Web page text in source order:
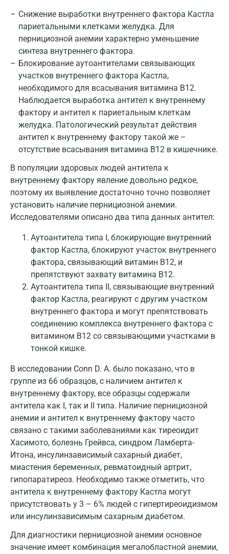
Снижение выработки внутреннего фактора Кастла
париетальными клетками желудка. Для
пернициозной анемии характерно уменьшение
синтеза внутреннего фактора.
Блокирование аутоантителами связывающих
участков внутреннего фактора Кастла,
необходимого для всасывания витамина B12.
Наблюдается выработка антител к внутреннему
фактору и антител к париетальным клеткам
желудка. Патологический результат действия
антител к внутреннему фактору такой же –
отсутствие всасывания витамина В12 в кишечнике.
В популяции здоровых людей антитела к
внутреннему фактору явление довольно редкое,
поэтому их выявление достаточно точно позволяет
установить наличие пернициозной анемии.
Исследователями описано два типа данных антител:
Аутоантитела типа I, блокирующие внутренний
фактор Кастла, блокируют участок внутреннего
фактора, связывающий витамин B12, и
препятствуют захвату витамина B12.
Аутоантитела типа II, связывающие внутренний
фактор Кастла, реагируют с другим участком
внутреннего фактора и могут препятствовать
соединению комплекса внутреннего фактора с
витамином B12 со связывающими участками в
тонкой кишке.
В исследовании Conn D. A. было показано, что в
группе из 66 образцов, с наличием антител к
внутреннему фактору, все образцы содержали
антитела как I, так и II типа. Наличие пернициозной
анемии и антител к внутреннему фактору часто
связано с такими заболеваниями как тиреоидит
Хасимото, болезнь Грейвса, синдром Ламберта-
Итона, инсулинзависимый сахарный диабет,
миастения беременных, ревматоидный артрит,
гипопаратиреоз. Необходимо также отметить, что
антитела к внутреннему фактору Кастла могут
присутствовать у 3 – 6% людей с гипертиреоидизмом
или инсулинзависимым сахарным диабетом.
Для диагностики пернициозной анемии основное
значение имеет комбинация мегалобластной анемии,
Москва
Санкт-Петербург
Нижний Новгород
Казань
Альметьевск
Апрелевка
Армавир
Балашиха
Барнаул
Брянск
Великий Новгород
Видное
Владимир
Волгоград
Волжский
Вологда
Всеволожск
Гатчина
Геленджик
Голубое
Дзержинск
Дзержинский
Долгопрудный
Домодедово